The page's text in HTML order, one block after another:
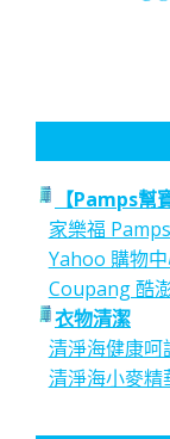
【Pamps幫
家樂福
Yahoo 購物
Coupang 酷
衣物清潔
清淨海健康呵
清淨海小麥精